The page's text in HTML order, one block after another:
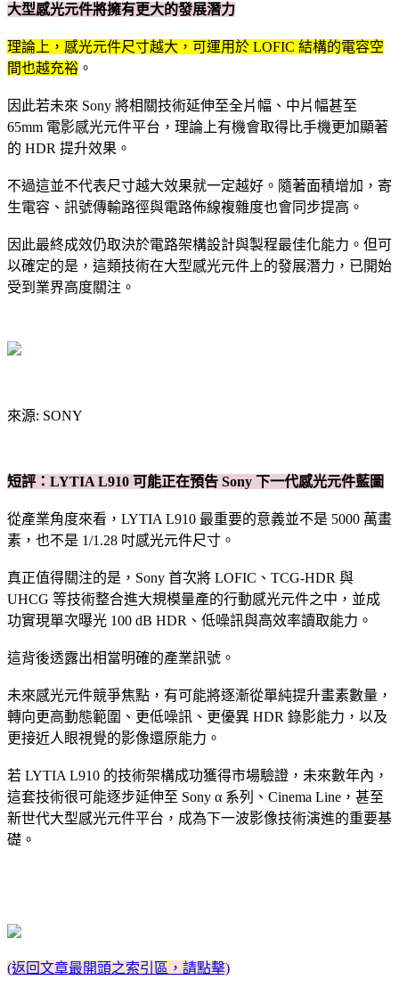
大型感光元件將擁有更大的發展潛力
理論上，感光元件尺寸越大，可運用於 LOFIC 結構的電容空
間也越充裕 。
因此若未來 Sony 將相關技術延伸至全片幅、中片幅甚至
65mm 電影感光元件平台，理論上有機會取得比手機更加顯著
的 HDR 提升效果。
不過這並不代表尺寸越大效果就一定越好。隨著面積增加，寄
生電容、訊號傳輸路徑與電路佈線複雜度也會同步提高。
因此最終成效仍取決於電路架構設計與製程最佳化能力。但可
以確定的是，這類技術在大型感光元件上的發展潛力，已開始
受到業界高度關注。
來源: SONY
短評：LYTIA L910 可能正在預告 Sony 下一代感光元件藍圖
從產業角度來看，LYTIA L910 最重要的意義並不是 5000 萬畫
素，也不是 1/1.28 吋感光元件尺寸。
真正值得關注的是，Sony 首次將 LOFIC、TCG-HDR 與
UHCG 等技術整合進大規模量產的行動感光元件之中，並成
功實現單次曝光 100 dB HDR、低噪訊與高效率讀取能力。
這背後透露出相當明確的產業訊號。
未來感光元件競爭焦點，有可能將逐漸從單純提升畫素數量，
轉向更高動態範圍、更低噪訊、更優異 HDR 錄影能力，以及
更接近人眼視覺的影像還原能力。
若 LYTIA L910 的技術架構成功獲得市場驗證，未來數年內，
這套技術很可能逐步延伸至 Sony α 系列、Cinema Line，甚至
新世代大型感光元件平台，成為下一波影像技術演進的重要基
礎。
(返回文章最開頭之索引區，請點擊)